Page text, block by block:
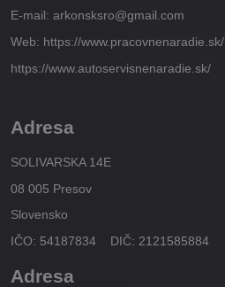
E-mail: arkonsksro@gmail.com
Web: https://www.pracovnenaradie.sk/
https://www.autoservisnenaradie.sk/
Adresa
SOLIVARSKA 14E
08 005 Presov
Slovensko
IČO: 54187834 DIČ: 2121585884
Adresa